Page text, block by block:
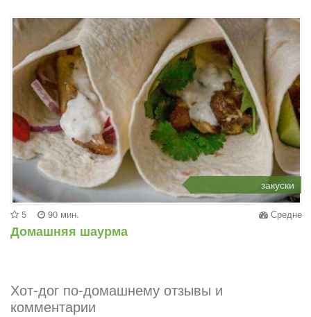
закуски
5 90 мин. Средне
Домашняя шаурма
Хот-дог по-домашнему отзывы и
комментарии